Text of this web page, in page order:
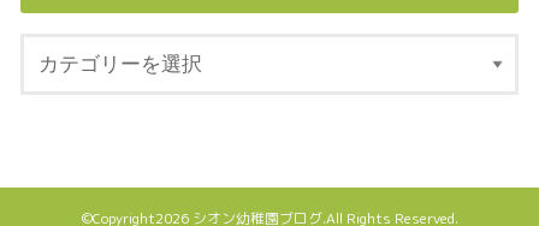
©Copyright2026 シオン幼稚園ブログ.All Rights Reserved.